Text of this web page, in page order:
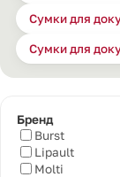
Сумки для
Сумки для
Бренд
Burst
Lipault
Molti